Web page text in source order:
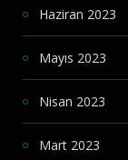
Haziran 2023
Mayıs 2023
Nisan 2023
Mart 2023